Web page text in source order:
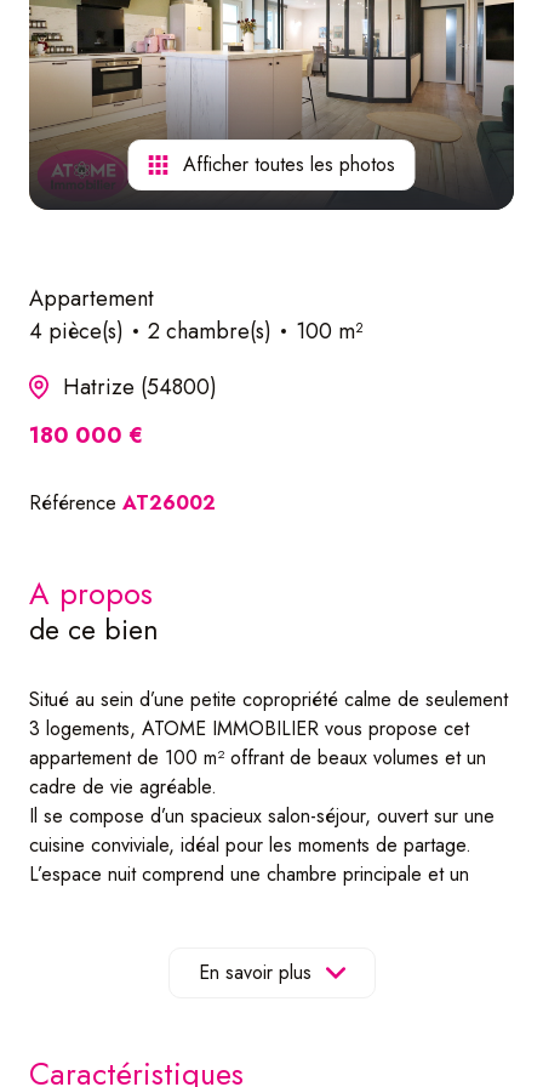
nos
services
Afficher toutes les photos
Appartement
4 pièce(s)
2 chambre(s)
100 m²
Hatrize (54800)
180 000 €
Référence AT26002
a propos
de ce bien
Situé au sein d’une petite copropriété calme de seulement
3 logements, ATOME IMMOBILIER vous propose cet
appartement de 100 m² offrant de beaux volumes et un
cadre de vie agréable.
Il se compose d’un spacieux salon-séjour, ouvert sur une
cuisine conviviale, idéal pour les moments de partage.
L’espace nuit comprend une chambre principale et un
un espace supplémentaire, parfait pour profiter de la
plein air.
En savoir plus
caractéristiques